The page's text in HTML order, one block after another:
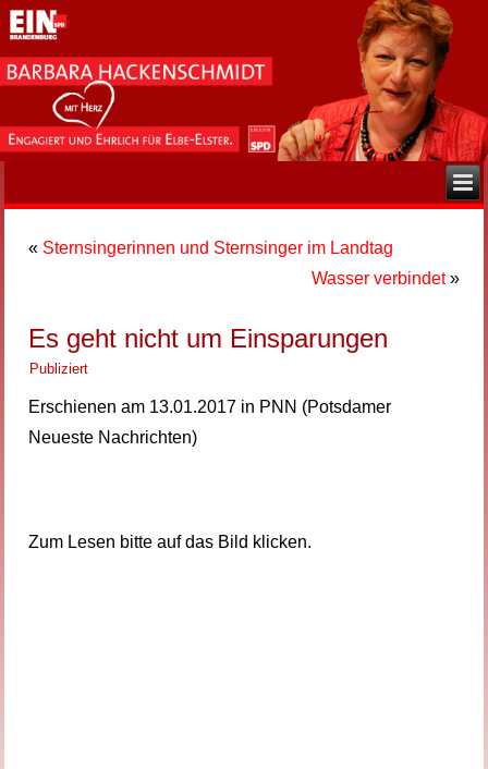
« Sternsingerinnen und Sternsinger im Landtag
Wasser verbindet»
Es geht nicht um Einsparungen
Publiziert
Erschienen am 13.01.2017 in PNN (Potsdamer
Neueste Nachrichten)
Zum Lesen bitte auf das Bild klicken.